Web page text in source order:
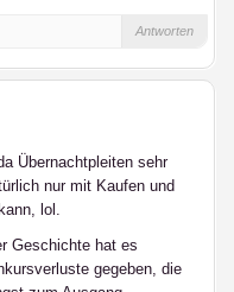
Antworten
Übernachtpleiten sehr
nur mit Kaufen und
lol.
Geschichte hat es
gegeben, die